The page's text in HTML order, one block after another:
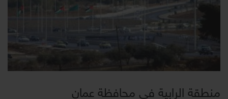
منطقة الرابية في محافظة عمان